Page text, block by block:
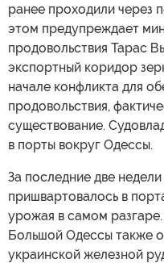
ранее проходили через
этом предупреждает
продовольствия Тарас
экспортный коридор
начале конфликта для
продовольствия,
существование.
в порты вокруг Одессы.
За последние две
пришвартовалось в
урожая в самом
Большой Одессы также
украинской железной